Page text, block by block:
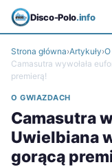
Disco-Polo.info
Strona główna›Artykuły›
Camasutra wywołała
premierą!
O GWIAZDACH
Camasutra
Uwielbiana
gorącą